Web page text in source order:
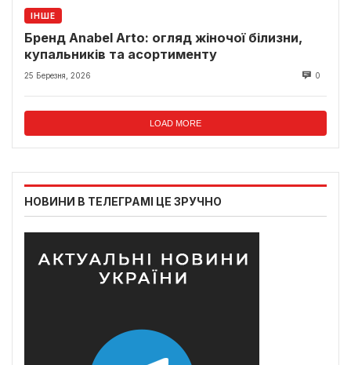
ІНШЕ
Бренд Anabel Arto: огляд жіночої білизни,
купальників та асортименту
25 Березня, 2026 0
LOAD MORE
НОВИНИ В ТЕЛЕГРАМІ ЦЕ ЗРУЧНО